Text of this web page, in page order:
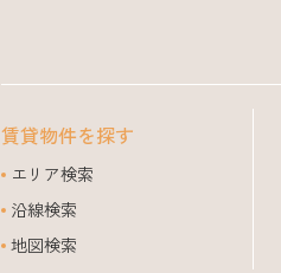
賃貸物件を探す
エリア検索
沿線検索
地図検索